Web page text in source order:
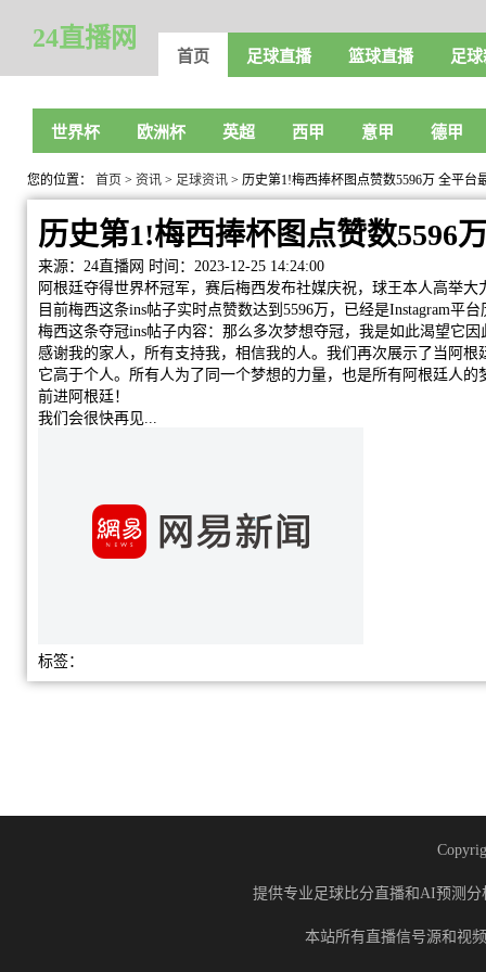
24直播网
首页 足球直播 篮球直播 足
世界杯 欧洲杯 英超 西甲 意甲 德甲
您的位置： 首页 > 资讯 > 足球资讯 > 历史第1!梅西捧杯图点赞数5596万 全平台
历史第1!梅西捧杯图点赞数5596
来源：24直播网 时间：2023-12-25 14:24:00
阿根廷夺得世界杯冠军，赛后梅西发布社媒庆祝，球王本人高举大
目前梅西这条ins帖子实时点赞数达到5596万，已经是Instagram平
梅西这条夺冠ins帖子内容：那么多次梦想夺冠，我是如此渴望它
感谢我的家人，所有支持我，相信我的人。我们再次展示了当阿
它高于个人。所有人为了同一个梦想的力量，也是所有阿根廷人的
前进阿根廷！
我们会很快再见...
标签：
提供专业足球比分直播和AI预测
本站所有直播信号源和视